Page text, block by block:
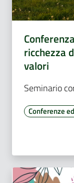
ricchezza
valori
Seminario
Conferenze